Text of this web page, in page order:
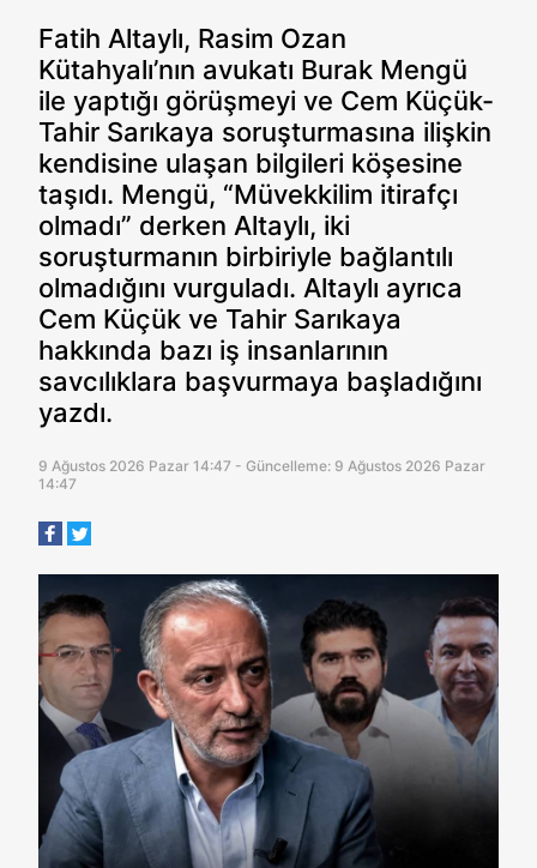
Fatih Altaylı, Rasim Ozan
Kütahyalı’nın avukatı Burak Mengü
ile yaptığı görüşmeyi ve Cem Küçük-
Tahir Sarıkaya soruşturmasına ilişkin
kendisine ulaşan bilgileri köşesine
taşıdı. Mengü, “Müvekkilim itirafçı
olmadı” derken Altaylı, iki
soruşturmanın birbiriyle bağlantılı
olmadığını vurguladı. Altaylı ayrıca
Cem Küçük ve Tahir Sarıkaya
hakkında bazı iş insanlarının
savcılıklara başvurmaya başladığını
yazdı.
9 Ağustos 2026 Pazar 14:47 - Güncelleme: 9 Ağustos 2026 Pazar
14:47